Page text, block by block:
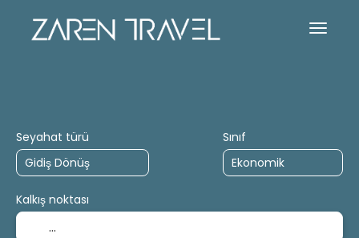
Seyahat türü Sınıf
Kalkış noktası